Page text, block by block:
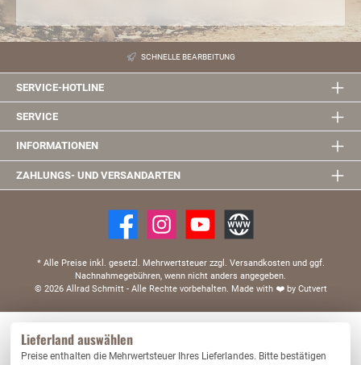
SCHNELLE BEARBEITUNG
SERVICE-HOTLINE
SERVICE
INFORMATIONEN
ZAHLUNGS- UND VERSANDARTEN
* Alle Preise inkl. gesetzl. Mehrwertsteuer zzgl. Versandkosten und ggf.
Nachnahmegebühren, wenn nicht anders angegeben.
© 2026 Allrad Schmitt - Alle Rechte vorbehalten. Made with ❤️by Cutvert
Lieferland auswählen
Preise enthalten die Mehrwertsteuer Ihres Lieferlandes. Bitte bestätigen